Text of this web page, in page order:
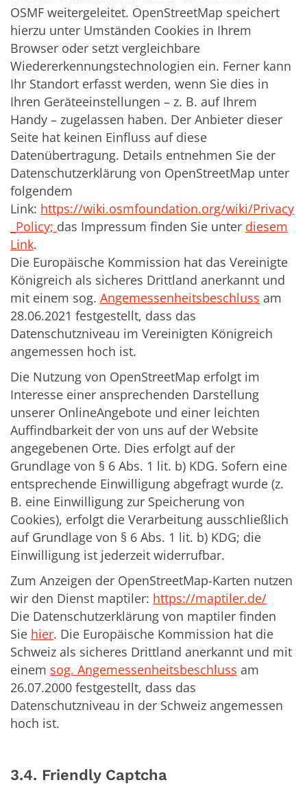
OSMF weitergeleitet. OpenStreetMap speichert
hierzu unter Umständen Cookies in Ihrem
Browser oder setzt vergleichbare
Wiedererkennungstechnologien ein. Ferner kann
Ihr Standort erfasst werden, wenn Sie dies in
Ihren Geräteeinstellungen – z. B. auf Ihrem
Handy – zugelassen haben. Der Anbieter dieser
Seite hat keinen Einfluss auf diese
Datenübertragung. Details entnehmen Sie der
Datenschutzerklärung von OpenStreetMap unter
folgendem
Link: https://wiki.osmfoundation.org/wiki/Privacy
_Policy; das Impressum finden Sie unter diesem
Link.
Die Europäische Kommission hat das Vereinigte
Königreich als sicheres Drittland anerkannt und
mit einem sog. Angemessenheitsbeschluss am
28.06.2021 festgestellt, dass das
Datenschutzniveau im Vereinigten Königreich
angemessen hoch ist.
Die Nutzung von OpenStreetMap erfolgt im
Interesse einer ansprechenden Darstellung
unserer OnlineAngebote und einer leichten
Auffindbarkeit der von uns auf der Website
angegebenen Orte. Dies erfolgt auf der
Grundlage von § 6 Abs. 1 lit. b) KDG. Sofern eine
entsprechende Einwilligung abgefragt wurde (z.
B. eine Einwilligung zur Speicherung von
Cookies), erfolgt die Verarbeitung ausschließlich
auf Grundlage von § 6 Abs. 1 lit. b) KDG; die
Einwilligung ist jederzeit widerrufbar.
Zum Anzeigen der OpenStreetMap-Karten nutzen
wir den Dienst maptiler: https://maptiler.de/
Die Datenschutzerklärung von maptiler finden
Sie hier. Die Europäische Kommission hat die
Schweiz als sicheres Drittland anerkannt und mit
einem sog. Angemessenheitsbeschluss am
26.07.2000 festgestellt, dass das
Datenschutzniveau in der Schweiz angemessen
hoch ist.
3.4. Friendly Captcha